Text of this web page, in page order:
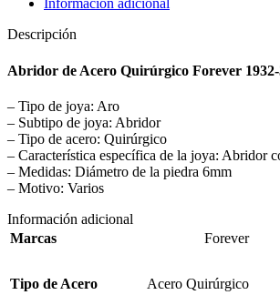
Información adicional
Descripción
Abridor de Acero Quirúrgico Forever
– Tipo de joya: Aro
– Subtipo de joya: Abridor
– Tipo de acero: Quirúrgico
– Característica específica de la joya: Abridor
– Medidas: Diámetro de la piedra 6mm
– Motivo: Varios
Información adicional
Marcas
Forever
Tipo de Acero Acero Quirúrgico